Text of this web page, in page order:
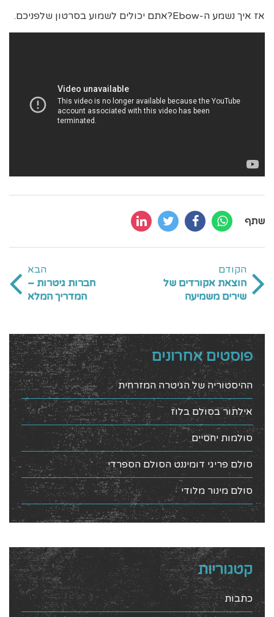
אז איך נשמע ה-Ebow?אתם יכולים לשמוע בסרטון שלפניכם.
שתף
הקודם
הוצאת אקורדים של
שירים משמיעה
הבא
חברות גיטרות –
המדריך המלא
פוסטים אחרונים
ההיסטוריה של הגיטרה המזרחית
אילתור בסולם בלוז
סולמות יחסיים
סולם פריגי דומיננט הסולם הספרדי
סולם מינור מלודי
קטגוריות
כתבות